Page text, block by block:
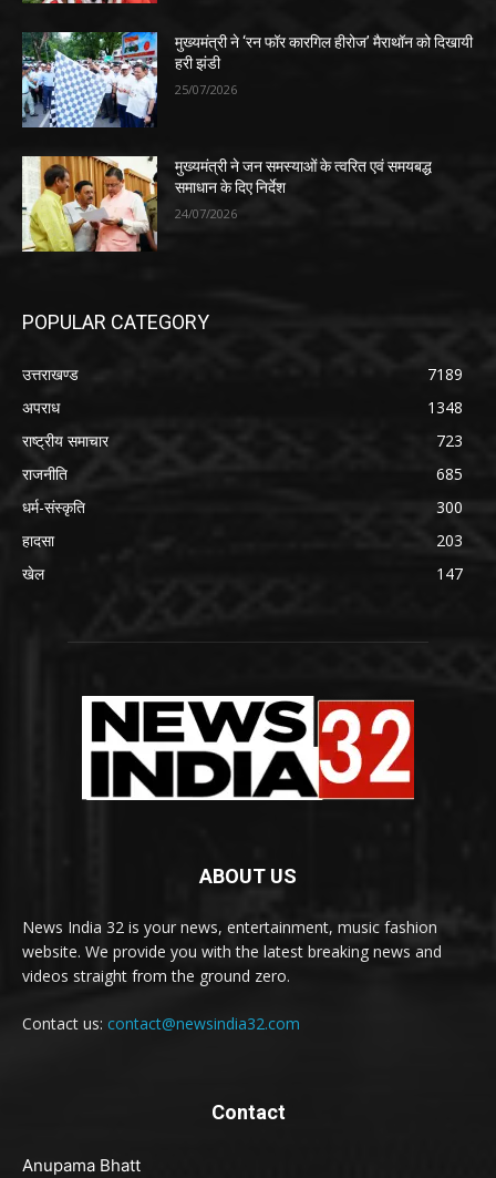
मुख्यमंत्री ने ‘रन फॉर कारगिल हीरोज’ मैराथॉन को दिखायी
हरी झंडी
25/07/2026
मुख्यमंत्री ने जन समस्याओं के त्वरित एवं समयबद्ध
समाधान के दिए निर्देश
24/07/2026
POPULAR CATEGORY
उत्तराखण्ड
7189
अपराध
1348
राष्ट्रीय समाचार
723
राजनीति
685
धर्म-संस्कृति
300
हादसा
203
खेल
147
ABOUT US
News India 32 is your news, entertainment, music fashion
website. We provide you with the latest breaking news and
videos straight from the ground zero.
Contact us: contact@newsindia32.com
Contact
Anupama Bhatt